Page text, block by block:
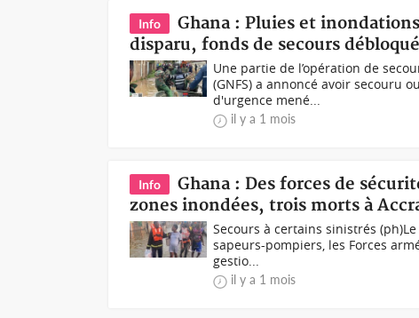
Info
Ghana : Pluies et
disparu, fonds de secours
Une partie de l’opération de
(GNFS) a annoncé avoir secouru
d'urgence mené...
il y a 1 mois
Info
Ghana : Des forces de
zones inondées, trois morts à
Secours à certains sinistrés
sapeurs-pompiers, les Forces
gestio...
il y a 1 mois